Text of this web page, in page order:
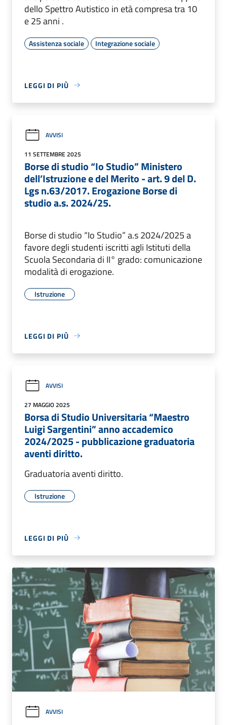
dello Spettro Autistico in età compresa tra 10
e 25 anni .
Assistenza sociale Integrazione sociale
LEGGI DI PIÙ
AVVISI
11 SETTEMBRE 2025
Borse di studio “Io Studio” Ministero
dell’Istruzione e del Merito - art. 9 del D.
Lgs n.63/2017. Erogazione Borse di
studio a.s. 2024/25.
Borse di studio “Io Studio” a.s 2024/2025 a
favore degli studenti iscritti agli Istituti della
Scuola Secondaria di II° grado: comunicazione
modalità di erogazione.
Istruzione
LEGGI DI PIÙ
AVVISI
27 MAGGIO 2025
Borsa di Studio Universitaria “Maestro
Luigi Sargentini” anno accademico
2024/2025 - pubblicazione graduatoria
aventi diritto.
Graduatoria aventi diritto.
Istruzione
LEGGI DI PIÙ
AVVISI